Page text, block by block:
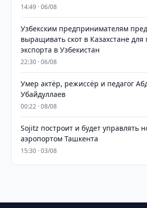
14:49 · 06/08
Узбекским предпринимателям
выращивать скот в Казахстане
экспорта в Узбекистан
22:30 · 06/08
Умер актёр, режиссёр и педагог
Убайдуллаев
00:22 · 08/08
Sojitz построит и будет управлять
аэропортом Ташкента
15:30 · 03/08